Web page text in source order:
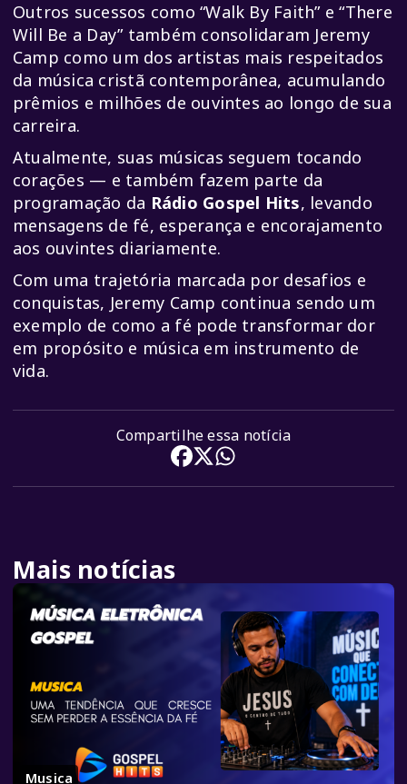
Outros sucessos como “Walk By Faith” e “There
Will Be a Day” também consolidaram Jeremy
Camp como um dos artistas mais respeitados
da música cristã contemporânea, acumulando
prêmios e milhões de ouvintes ao longo de sua
carreira.
Atualmente, suas músicas seguem tocando
corações — e também fazem parte da
programação da Rádio Gospel Hits, levando
mensagens de fé, esperança e encorajamento
aos ouvintes diariamente.
Com uma trajetória marcada por desafios e
conquistas, Jeremy Camp continua sendo um
exemplo de como a fé pode transformar dor
em propósito e música em instrumento de
vida.
Compartilhe essa notícia
Mais notícias
Musica